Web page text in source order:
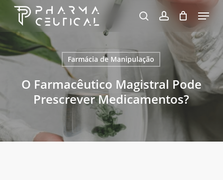
main
content
pesquisaaccount
Menu
Carrinho Fechar
Carrinho
Farmácia de Manipulação
O Farmacêutico Magistral Pode
Prescrever Medicamentos?
Close
Menu